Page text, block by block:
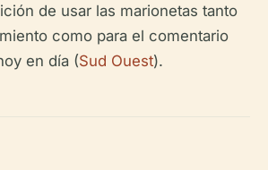
de usar las marionetas tanto
como para el comentario
en día (Sud Ouest).